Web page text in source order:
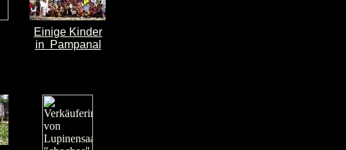
Einige Kinder
in Pampanal